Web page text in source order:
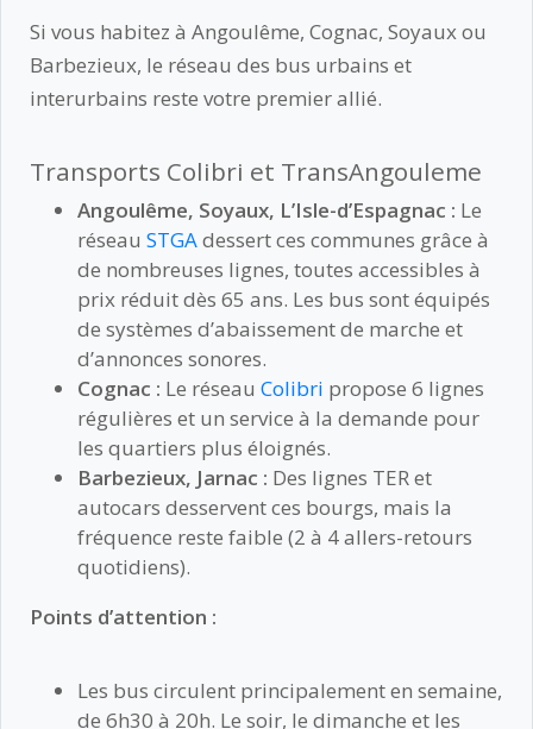
Si vous habitez à Angoulême, Cognac, Soyaux ou
Barbezieux, le réseau des bus urbains et
interurbains reste votre premier allié.
Transports Colibri et TransAngouleme
Angoulême, Soyaux, L’Isle-d’Espagnac : Le
réseau STGAdessert ces communes grâce à
de nombreuses lignes, toutes accessibles à
prix réduit dès 65 ans. Les bus sont équipés
de systèmes d’abaissement de marche et
d’annonces sonores.
Cognac : Le réseau Colibri propose 6 lignes
régulières et un service à la demande pour
les quartiers plus éloignés.
Barbezieux, Jarnac : Des lignes TER et
autocars desservent ces bourgs, mais la
fréquence reste faible (2 à 4 allers-retours
quotidiens).
Points d’attention :
Les bus circulent principalement en semaine,
de 6h30 à 20h. Le soir, le dimanche et les